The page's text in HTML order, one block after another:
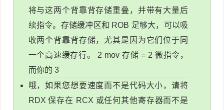
将与这两个背靠背存储重叠，并带有大量后
续指令。存储缓冲区和 ROB 足够大，可以吸
收两个背靠背存储，尤其是因为它们位于同
一个高速缓存行。 2 mov 存储 = 2 微指令，
而你的 3
哦，如果您想要速度而不是代码大小，请将
RDX 保存在 RCX 或任何其他寄存器而不是